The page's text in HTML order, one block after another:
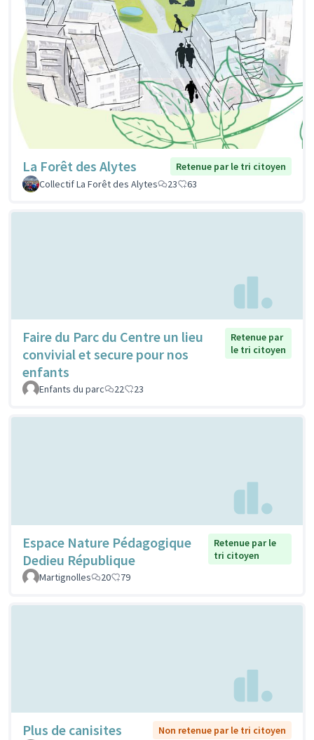
La Forêt des Alytes
Retenue par le tri citoyen
Collectif La Forêt des Alytes
23 63
Faire du Parc du Centre un lieu
convivial et secure pour nos
enfants
Retenue par
le tri citoyen
Enfants du parc 22 23
Espace Nature Pédagogique
Dedieu République
Retenue par le
tri citoyen
Martignolles
20 79
Plus de canisites
Non retenue par le tri citoyen